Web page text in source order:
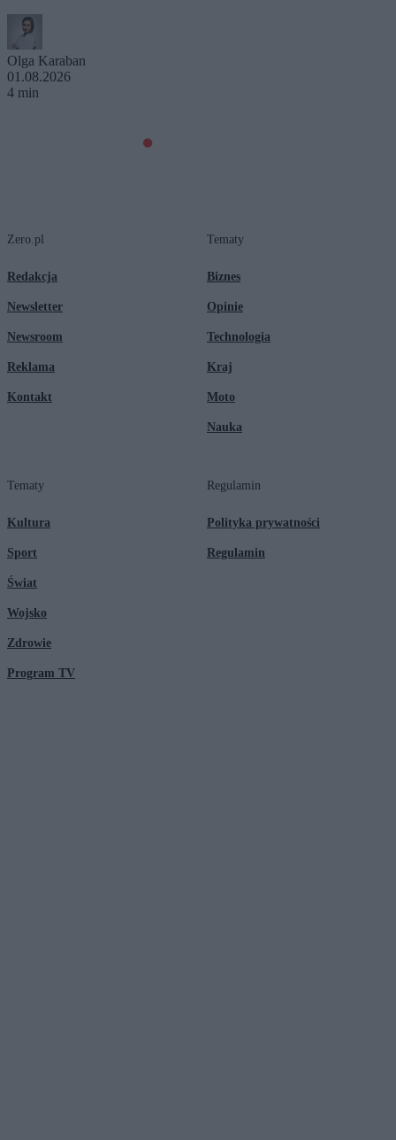
Olga Karaban
01.08.2026
4 min
Zero.pl
Redakcja
Newsletter
Newsroom
Reklama
Kontakt
Tematy
Biznes
Opinie
Technologia
Kraj
Moto
Nauka
Tematy
Kultura
Sport
Świat
Wojsko
Zdrowie
Program TV
Regulamin
Polityka prywatności
Regulamin